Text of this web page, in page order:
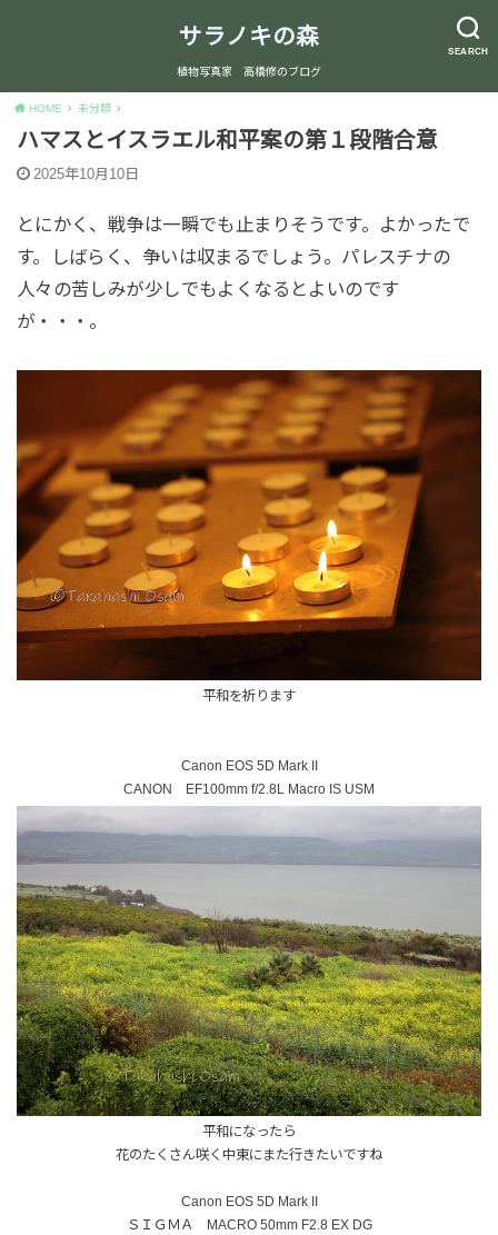
SEARCH
サラノキの森
植物写真家 高橋修のブログ
HOME 未分類
ハマスとイスラエル和平案の第１段階合意
2025年10月10日
とにかく、戦争は一瞬でも止まりそうです。よかったで
す。しばらく、争いは収まるでしょう。パレスチナの
人々の苦しみが少しでもよくなるとよいのです
が・・・。
平和を祈ります
Canon EOS 5D Mark II
CANON EF100mm f/2.8L Macro IS USM
平和になったら
花のたくさん咲く中東にまた行きたいですね
Canon EOS 5D Mark II
ＳＩＧＭＡ MACRO 50mm F2.8 EX DG